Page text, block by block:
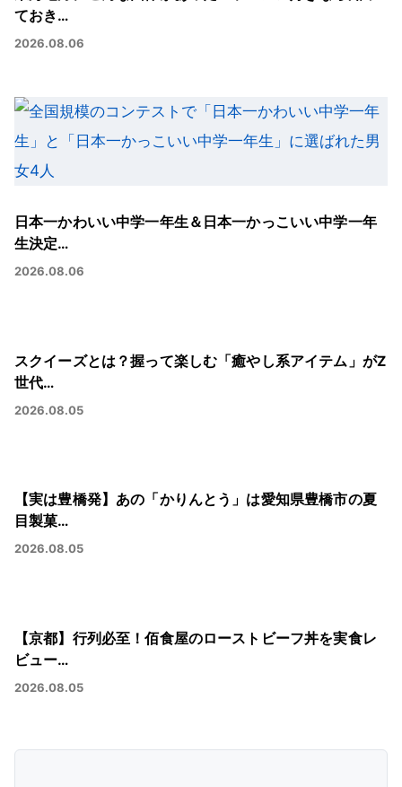
ておき…
2026.08.06
日本一かわいい中学一年生＆日本一かっこいい中学一年
生決定…
2026.08.06
スクイーズとは？握って楽しむ「癒やし系アイテム」がZ
世代…
2026.08.05
【実は豊橋発】あの「かりんとう」は愛知県豊橋市の夏
目製菓…
2026.08.05
【京都】行列必至！佰食屋のローストビーフ丼を実食レ
ビュー…
2026.08.05